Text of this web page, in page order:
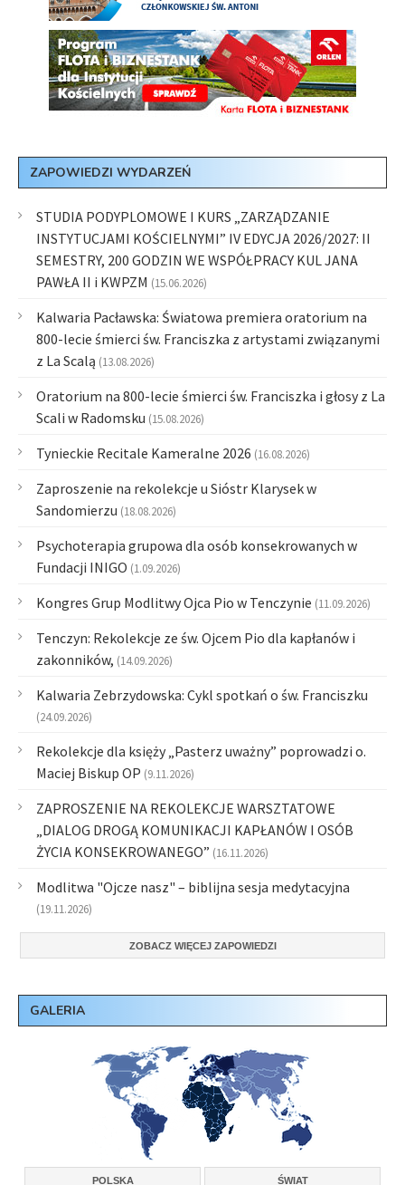
ZAPOWIEDZI WYDARZEŃ
STUDIA PODYPLOMOWE I KURS „ZARZĄDZANIE
INSTYTUCJAMI KOŚCIELNYMI” IV EDYCJA 2026/2027: II
SEMESTRY, 200 GODZIN WE WSPÓŁPRACY KUL JANA
PAWŁA II i KWPZM (15.06.2026)
Kalwaria Pacławska: Światowa premiera oratorium na
800-lecie śmierci św. Franciszka z artystami związanymi
z La Scalą (13.08.2026)
Oratorium na 800-lecie śmierci św. Franciszka i głosy z La
Scali w Radomsku (15.08.2026)
Tynieckie Recitale Kameralne 2026 (16.08.2026)
Zaproszenie na rekolekcje u Sióstr Klarysek w
Sandomierzu (18.08.2026)
Psychoterapia grupowa dla osób konsekrowanych w
Fundacji INIGO (1.09.2026)
Kongres Grup Modlitwy Ojca Pio w Tenczynie (11.09.2026)
Tenczyn: Rekolekcje ze św. Ojcem Pio dla kapłanów i
zakonników, (14.09.2026)
Kalwaria Zebrzydowska: Cykl spotkań o św. Franciszku
(24.09.2026)
Rekolekcje dla księży „Pasterz uważny” poprowadzi o.
Maciej Biskup OP (9.11.2026)
ZAPROSZENIE NA REKOLEKCJE WARSZTATOWE
„DIALOG DROGĄ KOMUNIKACJI KAPŁANÓW I OSÓB
ŻYCIA KONSEKROWANEGO” (16.11.2026)
Modlitwa "Ojcze nasz" – biblijna sesja medytacyjna
(19.11.2026)
ZOBACZ WIĘCEJ ZAPOWIEDZI
GALERIA
POLSKA ŚWIAT